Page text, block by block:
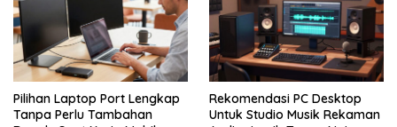
Pilihan Laptop Port Lengkap
Tanpa Perlu Tambahan
Rekomendasi PC Desktop
Untuk Studio Musik Rekaman